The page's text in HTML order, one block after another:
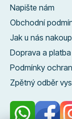
Napište nám
Obchodní
Jak u nás
Doprava a platba
Podmínky
Zpětný odběr